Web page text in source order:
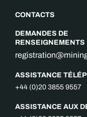
CONTACTS
DEMANDES DE
RENSEIGNEMENTS
ASSISTANCE
+44 (0)20 3855 9557
ASSISTANCE AUX